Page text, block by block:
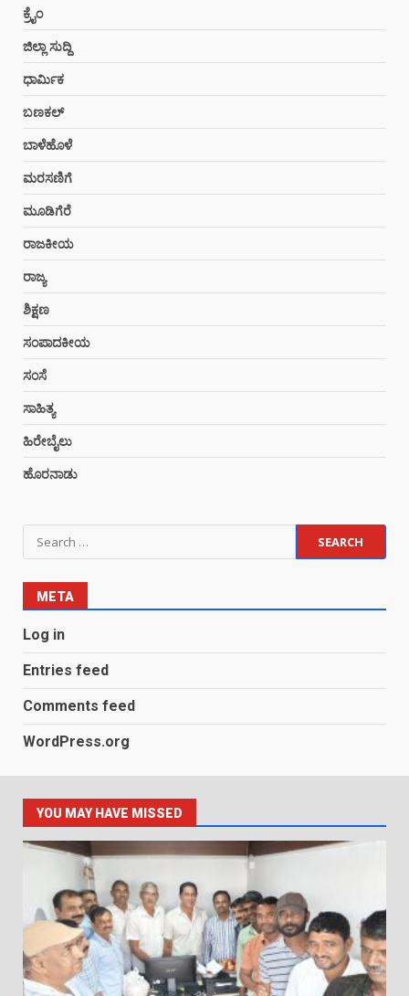
ಕ್ರೈಂ
ಜಿಲ್ಲಾ ಸುದ್ದಿ
ಧಾರ್ಮಿಕ
ಬಣಕಲ್
ಬಾಳೆಹೊಳೆ
ಮರಸಣಿಗೆ
ಮೂಡಿಗೆರೆ
ರಾಜಕೀಯ
ರಾಜ್ಯ
ಶಿಕ್ಷಣ
ಸಂಪಾದಕೀಯ
ಸಂಸೆ
ಸಾಹಿತ್ಯ
ಹಿರೇಬೈಲು
ಹೊರನಾಡು
META
Log in
Entries feed
Comments feed
WordPress.org
YOU MAY HAVE MISSED